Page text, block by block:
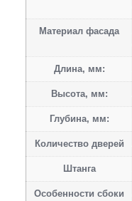
Материал фасада
Длина, мм:
Высота, мм:
Глубина, мм:
Количество дверей
Штанга
Особенности сбоки